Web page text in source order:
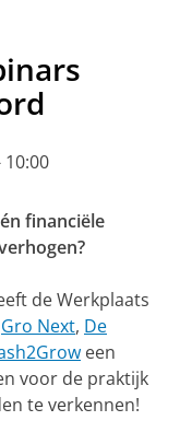
10:00
financiële
de Werkplaats
Gro Next, De
een
voor de praktijk
te verkennen!